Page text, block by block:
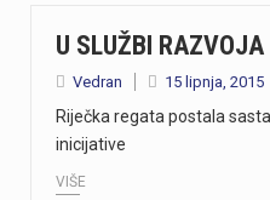
U SLUŽBI RAZVOJA
Vedran 15 lipnja, 2015
Riječka regata postala
inicijative
VIŠE